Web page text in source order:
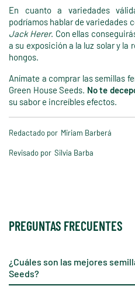
En cuanto a variedades
podríamos hablar de variedades
Jack Herer. Con ellas
a su exposición a la luz solar y la
hongos.
Anímate a comprar las semillas
Green House Seeds. No te
su sabor e increíbles efectos.
Redactado por Miriam Barberá
Revisado por Silvia Barba
PREGUNTAS FRECUENTES
¿Cuáles son las mejores
Seeds?